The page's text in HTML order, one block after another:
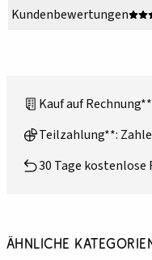
Kundenbewertungen
Kauf auf Rechnung**
Teilzahlung**:
30 Tage kostenlose
Ähnliche